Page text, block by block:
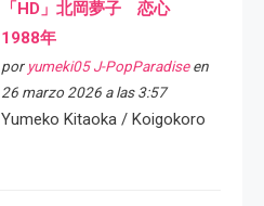
「HD」北岡夢子 恋心
1988年
por yumeki05 J-PopParadiseen
26 marzo 2026 a las 3:57
Yumeko Kitaoka / Koigokoro